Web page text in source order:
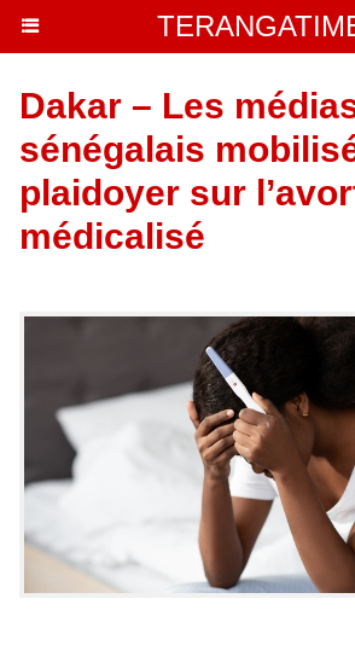
Dakar – Les
sénégalais
plaidoyer sur
médicalisé